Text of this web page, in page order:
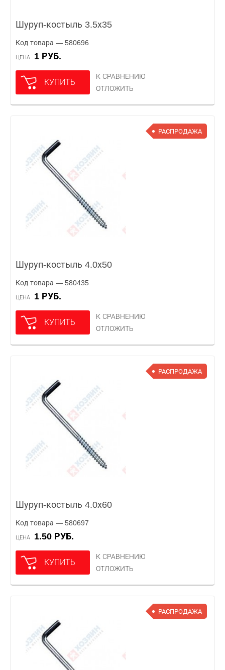
Шуруп-костыль 3.5х35
Код товара — 580696
ЦЕНА 1 РУБ.
КУПИТЬ
К СРАВНЕНИЮ
ОТЛОЖИТЬ
РАСПРОДАЖА
Шуруп-костыль 4.0х50
Код товара — 580435
ЦЕНА 1 РУБ.
КУПИТЬ
К СРАВНЕНИЮ
ОТЛОЖИТЬ
РАСПРОДАЖА
Шуруп-костыль 4.0х60
Код товара — 580697
ЦЕНА 1.50 РУБ.
КУПИТЬ
К СРАВНЕНИЮ
ОТЛОЖИТЬ
РАСПРОДАЖА